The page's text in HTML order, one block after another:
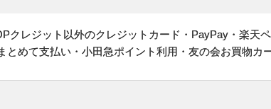
クレジット以外のクレジットカード・PayPay・楽天
めて支払い・小田急ポイント利用・友の会お買物カ